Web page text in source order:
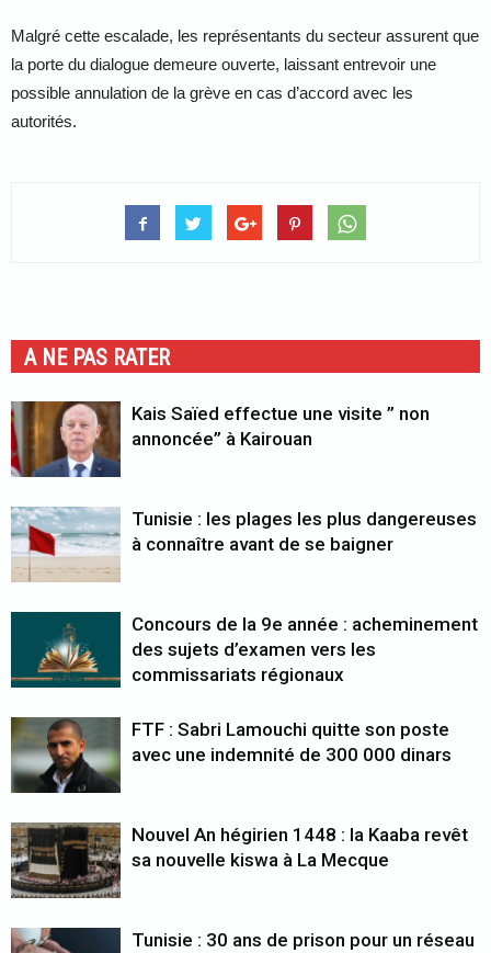
Malgré cette escalade, les représentants du secteur assurent que
la porte du dialogue demeure ouverte, laissant entrevoir une
possible annulation de la grève en cas d’accord avec les
autorités.
A NE PAS RATER
Kais Saïed effectue une visite ” non
annoncée” à Kairouan
Tunisie : les plages les plus dangereuses
à connaître avant de se baigner
Concours de la 9e année : acheminement
des sujets d’examen vers les
commissariats régionaux
FTF : Sabri Lamouchi quitte son poste
avec une indemnité de 300 000 dinars
Nouvel An hégirien 1448 : la Kaaba revêt
sa nouvelle kiswa à La Mecque
Tunisie : 30 ans de prison pour un réseau